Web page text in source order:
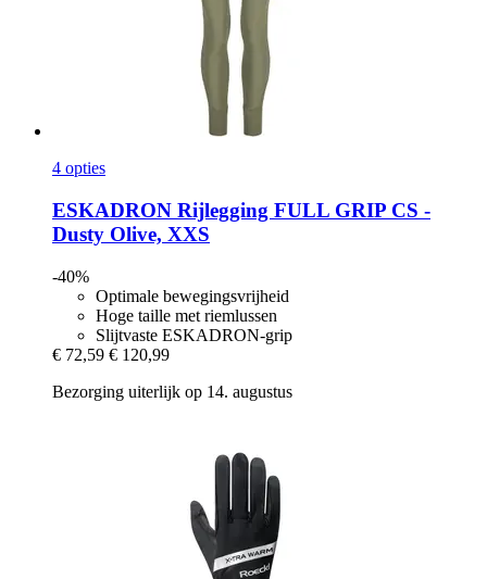
4 opties
ESKADRON Rijlegging FULL GRIP CS -​
Dusty Olive, XXS
-40%
Optimale bewegingsvrijheid
Hoge taille met riemlussen
Slijtvaste ESKADRON-grip
€ 72,59 € 120,99
Bezorging uiterlijk op 14. augustus